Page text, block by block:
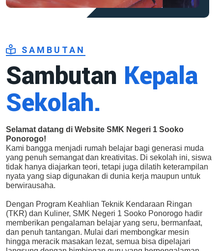
SAMBUTAN
Sambutan Kepala
Sekolah.
Selamat datang di Website SMK Negeri 1 Sooko
Ponorogo!
Kami bangga menjadi rumah belajar bagi generasi muda
yang penuh semangat dan kreativitas. Di sekolah ini, siswa
tidak hanya diajarkan teori, tetapi juga dilatih keterampilan
nyata yang siap digunakan di dunia kerja maupun untuk
berwirausaha.
Dengan Program Keahlian Teknik Kendaraan Ringan
(TKR) dan Kuliner, SMK Negeri 1 Sooko Ponorogo hadir
memberikan pengalaman belajar yang seru, bermanfaat,
dan penuh tantangan. Mulai dari membongkar mesin
hingga meracik masakan lezat, semua bisa dipelajari